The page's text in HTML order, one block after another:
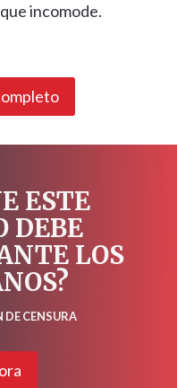
incomode.
ESTE
DEBE
LOS
CENSURA